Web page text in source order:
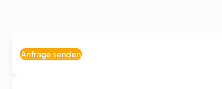
Anfrage senden